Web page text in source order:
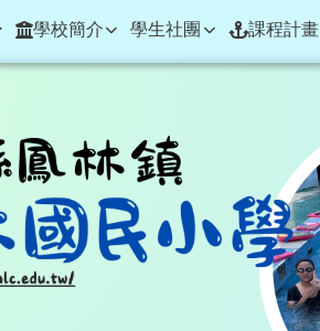
鳳林國民小學
學校簡介 學生社團 課程計畫